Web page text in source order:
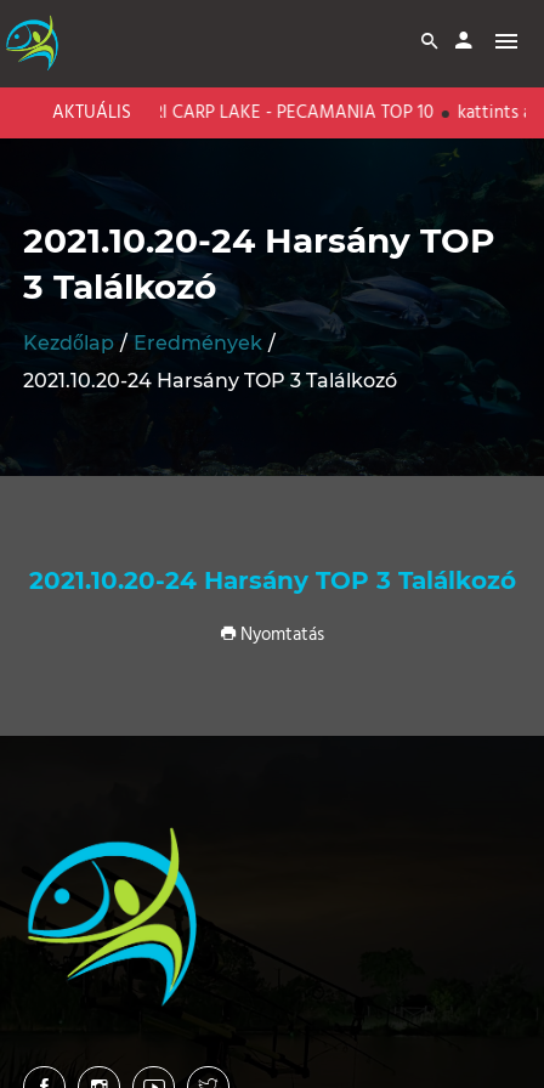
AKTUÁLISBARI CARP LAKE - PECAMANIA TOP 10 kattints az
2021.10.20-24 Harsány TOP
3 Találkozó
Kezdőlap
Eredmények
2021.10.20-24 Harsány TOP 3 Találkozó
2021.10.20-24 Harsány TOP 3 Találkozó
Nyomtatás